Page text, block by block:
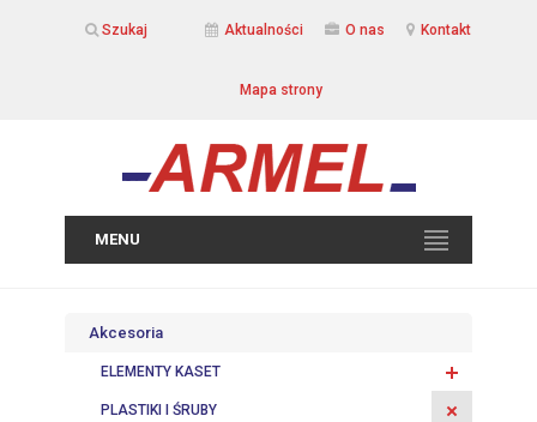
Szukaj Aktualności O nas Kontakt
Mapa strony
MENU
Akcesoria
ELEMENTY KASET
PLASTIKI I ŚRUBY